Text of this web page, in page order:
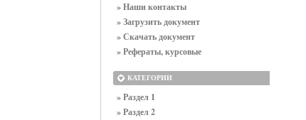
» Наши контакты
» Загрузить документ
» Скачать документ
» Рефераты, курсовые
КАТЕГОРИИ
» Раздел 1
» Раздел 2